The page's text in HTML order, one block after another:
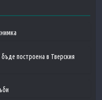
построена в Тверския